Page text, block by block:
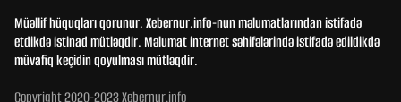
Müəllif hüquqları qorunur. Xebernur.info-nun məlumatlarından istifadə
etdikdə istinad mütləqdir. Məlumat internet səhifələrində istifadə edildikdə
müvafiq keçidin qoyulması mütləqdir.
Copyright 2020-2023 Xebernur.info